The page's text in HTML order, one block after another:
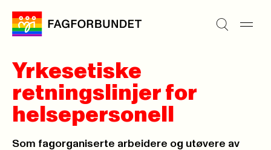
Yrkesetiske
retningslinjer for
helsepersonell
Som fagorganiserte arbeidere og utøvere av